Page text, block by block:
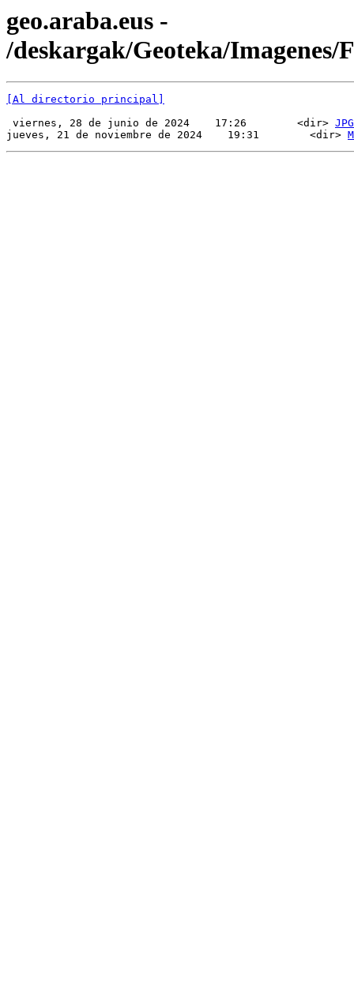
geo.araba.eus -
/deskargak/Geoteka/Imagenes/
[Al directorio principal]
viernes, 28 de junio de 2024    17:26        <dir> JPG
jueves, 21 de noviembre de 2024    19:31        <dir>